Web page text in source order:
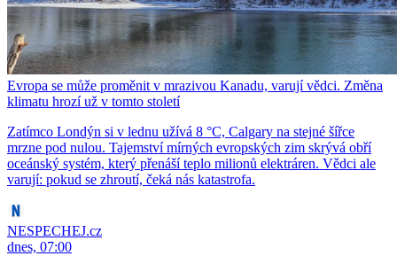
Evropa se může proměnit v mrazivou Kanadu, varují vědci. Změna
klimatu hrozí už v tomto století
Zatímco Londýn si v lednu užívá 8 °C, Calgary na stejné šířce
mrzne pod nulou. Tajemství mírných evropských zim skrývá obří
oceánský systém, který přenáší teplo milionů elektráren. Vědci ale
varují: pokud se zhroutí, čeká nás katastrofa.
NESPECHEJ.cz
dnes, 07:00